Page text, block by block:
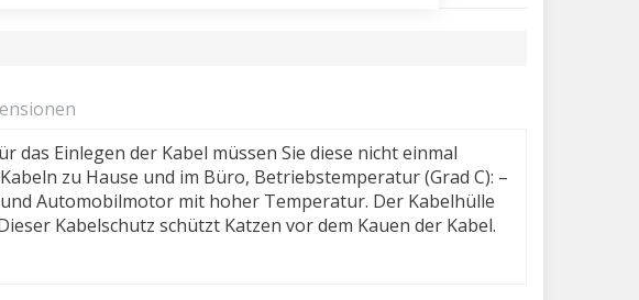
das Einlegen der Kabel müssen Sie diese nicht einmal
zu Hause und im Büro, Betriebstemperatur (Grad C): –
Automobilmotor mit hoher Temperatur. Der Kabelhülle
Kabelschutz schützt Katzen vor dem Kauen der Kabel.